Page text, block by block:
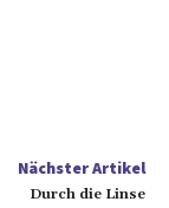
Nächster Artikel
Durch die Linse